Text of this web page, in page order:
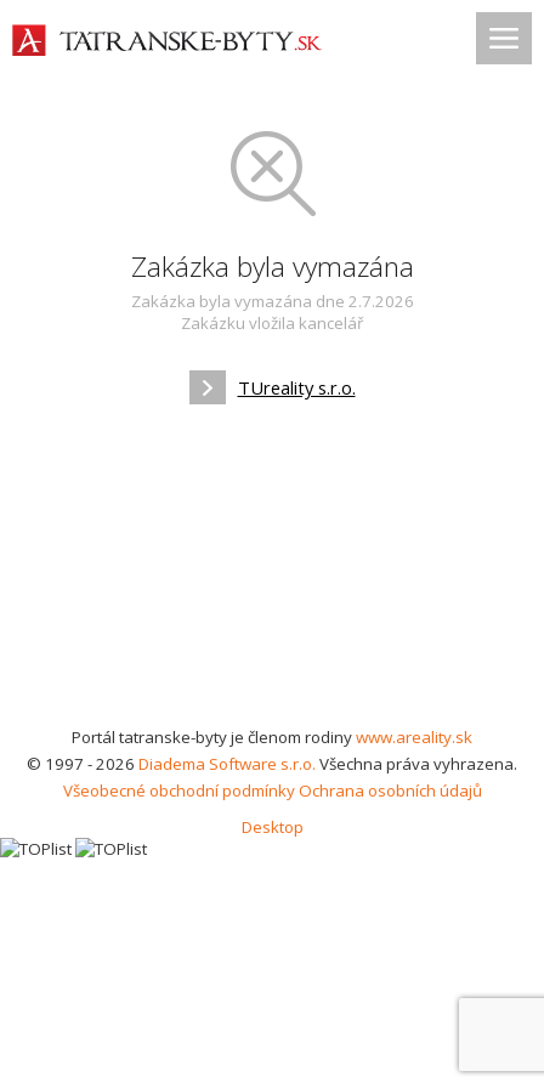
Zakázka byla vymazána
Zakázka byla vymazána dne 2.7.2026
Zakázku vložila kancelář
TUreality s.r.o.
Portál tatranske-byty je členom rodinywww.areality.sk
© 1997 - 2026 Diadema Software s.r.o. Všechna práva vyhrazena.
Všeobecné obchodní podmínkyOchrana osobních údajů
Desktop